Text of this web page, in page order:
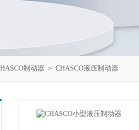
制动器 ＞ CHASCO液压制动器